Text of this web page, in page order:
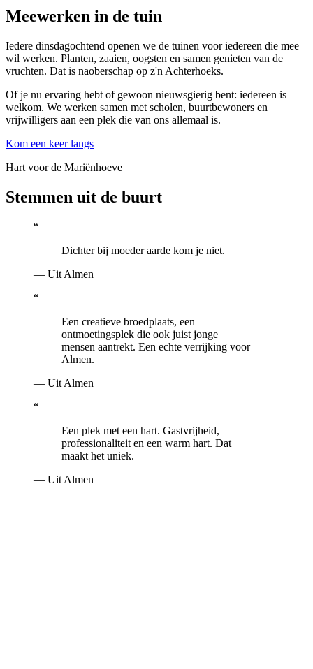
Meewerken in de tuin
Iedere dinsdagochtend openen we de tuinen voor iedereen die mee
wil werken. Planten, zaaien, oogsten en samen genieten van de
vruchten. Dat is naoberschap op z'n Achterhoeks.
Of je nu ervaring hebt of gewoon nieuwsgierig bent: iedereen is
welkom. We werken samen met scholen, buurtbewoners en
vrijwilligers aan een plek die van ons allemaal is.
Kom een keer langs
Hart voor de Mariënhoeve
Stemmen uit de buurt
“
Dichter bij moeder aarde kom je niet.
— Uit Almen
“
Een creatieve broedplaats, een
ontmoetingsplek die ook juist jonge
mensen aantrekt. Een echte verrijking voor
Almen.
— Uit Almen
“
Een plek met een hart. Gastvrijheid,
professionaliteit en een warm hart. Dat
maakt het uniek.
— Uit Almen